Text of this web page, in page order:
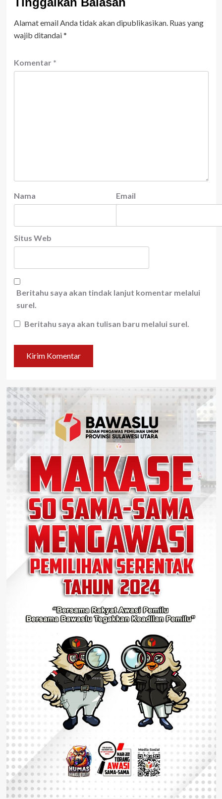
Alamat email Anda tidak akan dipublikasikan. Ruas yang
wajib ditandai*
Komentar *
Nama Email
Situs Web
Beritahu saya akan tindak lanjut komentar melalui
surel.
Beritahu saya akan tulisan baru melalui surel.